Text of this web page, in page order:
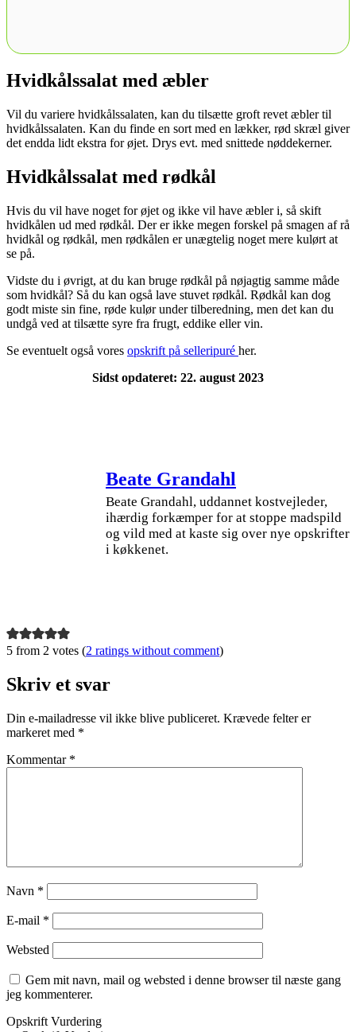
Hvidkålssalat med æbler
Vil du variere hvidkålssalaten, kan du tilsætte groft revet æbler til
hvidkålssalaten. Kan du finde en sort med en lækker, rød skræl giver
det endda lidt ekstra for øjet. Drys evt. med snittede nøddekerner.
Hvidkålssalat med rødkål
Hvis du vil have noget for øjet og ikke vil have æbler i, så skift
hvidkålen ud med rødkål. Der er ikke megen forskel på smagen af rå
hvidkål og rødkål, men rødkålen er unægtelig noget mere kulørt at
se på.
Vidste du i øvrigt, at du kan bruge rødkål på nøjagtig samme måde
som hvidkål? Så du kan også lave stuvet rødkål. Rødkål kan dog
godt miste sin fine, røde kulør under tilberedning, men det kan du
undgå ved at tilsætte syre fra frugt, eddike eller vin.
Se eventuelt også vores opskrift på selleripuré her.
Sidst opdateret: 22. august 2023
Beate Grandahl
Beate Grandahl, uddannet kostvejleder,
ihærdig forkæmper for at stoppe madspild
og vild med at kaste sig over nye opskrifter
i køkkenet.
5 from 2 votes (2 ratings without comment)
Skriv et svar
Din e-mailadresse vil ikke blive publiceret. Krævede felter er
markeret med *
Kommentar *
Navn *
E-mail *
Websted
Gem mit navn, mail og websted i denne browser til næste gang
jeg kommenterer.
Opskrift Vurdering